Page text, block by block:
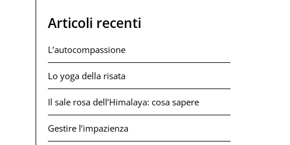
Articoli recenti
L’autocompassione
Lo yoga della risata
Il sale rosa dell’Himalaya: cosa sapere
Gestire l’impazienza